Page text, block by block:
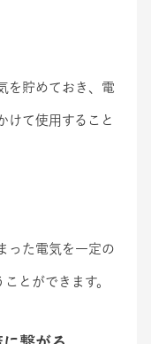
を貯めておき、電
けて使用すること
った電気を一定の
とができます。